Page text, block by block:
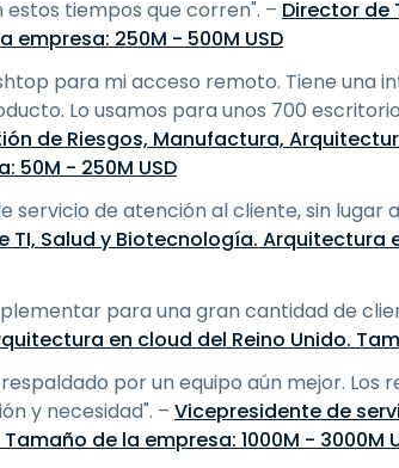
tiempos que corren". – Director de
empresa: 250M - 500M USD
para mi acceso remoto. Tiene una
Lo usamos para unos 700
de Riesgos, Manufactura,
50M - 250M USD
servicio de atención al cliente, sin lugar
TI, Salud y Biotecnología.
para una gran cantidad de
en cloud del Reino Unido.
por un equipo aún mejor. Los
y necesidad". – Vicepresidente de
de la empresa: 1000M - 3000M